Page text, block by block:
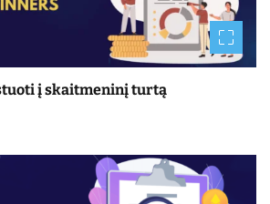
į skaitmeninį turtą